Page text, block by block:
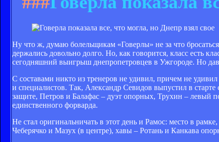
Ну что ж, думаю болельщикам «Говерлы» не за что
держались довольно долго. Но, как говорится, класс есть
сегодняшний выигрыш днепропетровцев в Ужгороде. Но
С составами никто из тренеров не удивил, причем не
и специалистов. Так, Александр Севидов выпустил в
защите, Петров и Балафас – дуэт опорных, Трухин – левый
единственного форварда.
Не стал оригинальничать в этот день и Рамос: место в
Чеберячко и Мазух (в центре), хавы – Ротань и Канкава